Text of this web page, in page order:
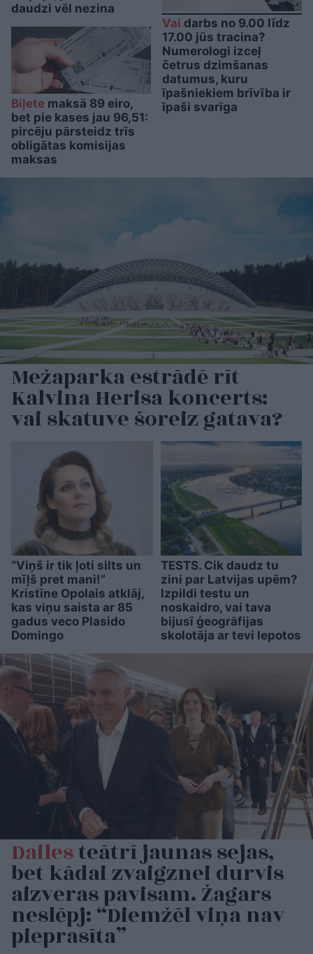
daudzi vēl nezina
Biļete maksā 89 eiro,
bet pie kases jau 96,51:
pircēju pārsteidz trīs
obligātas komisijas
maksas
Vai darbs no 9.00 līdz
17.00 jūs tracina?
Numerologi izceļ
četrus dzimšanas
datumus, kuru
īpašniekiem brīvība ir
īpaši svarīga
Mežaparka estrādē rīt
Kalvina Herisa koncerts:
vai skatuve šoreiz gatava?
“Viņš ir tik ļoti silts un
mīļš pret mani!”
Kristīne Opolais atklāj,
kas viņu saista ar 85
gadus veco Plasido
Domingo
TESTS. Cik daudz tu
zini par Latvijas upēm?
Izpildi testu un
noskaidro, vai tava
bijusī ģeogrāfijas
skolotāja ar tevi lepotos
Dailesteātrī jaunas sejas,
bet kādai zvaigznei durvis
aizveras pavisam. Žagars
neslēpj: “Diemžēl viņa nav
pieprasīta”